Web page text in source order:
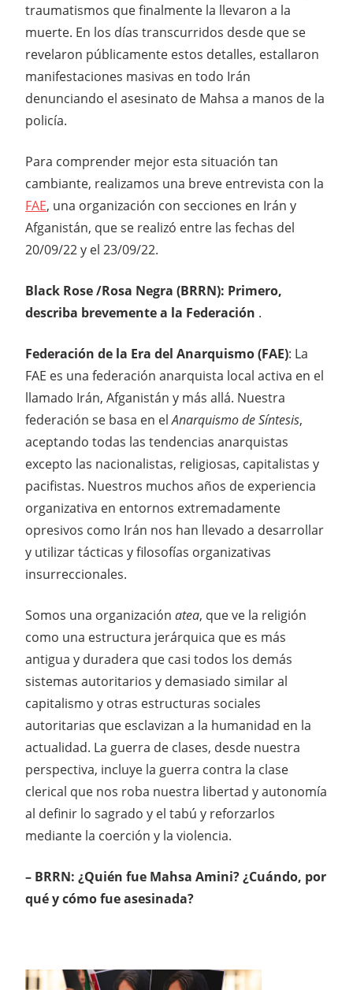
traumatismos que finalmente la llevaron a la
muerte. En los días transcurridos desde que se
revelaron públicamente estos detalles, estallaron
manifestaciones masivas en todo Irán
denunciando el asesinato de Mahsa a manos de la
policía.
Para comprender mejor esta situación tan
cambiante, realizamos una breve entrevista con la
FAE, una organización con secciones en Irán y
Afganistán, que se realizó entre las fechas del
20/09/22 y el 23/09/22.
Black Rose /Rosa Negra (BRRN): Primero,
describa brevemente a la Federación .
Federación de la Era del Anarquismo (FAE): La
FAE es una federación anarquista local activa en el
llamado Irán, Afganistán y más allá. Nuestra
federación se basa en elAnarquismo de Síntesis,
aceptando todas las tendencias anarquistas
excepto las nacionalistas, religiosas, capitalistas y
pacifistas. Nuestros muchos años de experiencia
organizativa en entornos extremadamente
opresivos como Irán nos han llevado a desarrollar
y utilizar tácticas y filosofías organizativas
insurreccionales.
Somos una organización atea, que ve la religión
como una estructura jerárquica que es más
antigua y duradera que casi todos los demás
sistemas autoritarios y demasiado similar al
capitalismo y otras estructuras sociales
autoritarias que esclavizan a la humanidad en la
actualidad. La guerra de clases, desde nuestra
perspectiva, incluye la guerra contra la clase
clerical que nos roba nuestra libertad y autonomía
al definir lo sagrado y el tabú y reforzarlos
mediante la coerción y la violencia.
– BRRN: ¿Quién fue Mahsa Amini? ¿Cuándo, por
qué y cómo fue asesinada?